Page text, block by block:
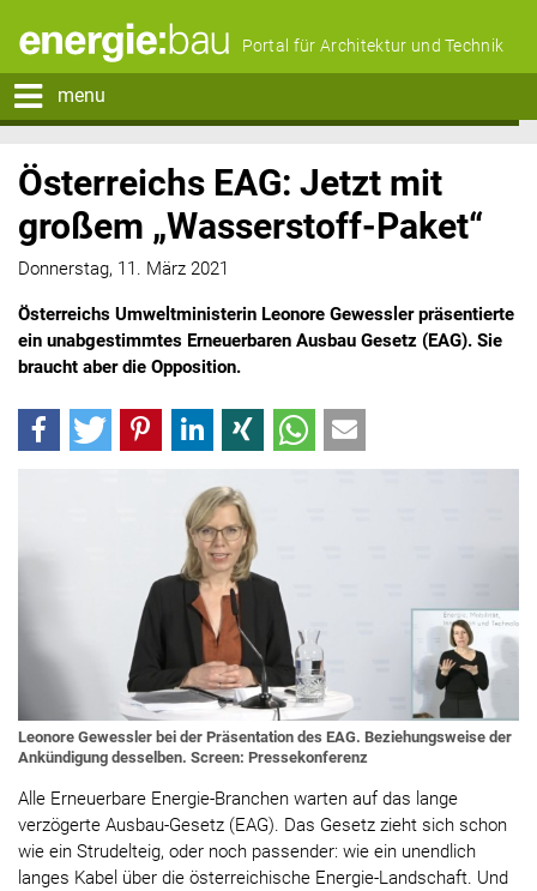
Portal für Architektur und Technik
menu
Österreichs EAG: Jetzt mit
großem „Wasserstoff-Paket“
Donnerstag, 11. März 2021
Österreichs Umweltministerin Leonore Gewessler präsentierte
ein unabgestimmtes Erneuerbaren Ausbau Gesetz (EAG). Sie
braucht aber die Opposition.
Leonore Gewessler bei der Präsentation des EAG. Beziehungsweise der
Ankündigung desselben. Screen: Pressekonferenz
Alle Erneuerbare Energie-Branchen warten auf das lange
verzögerte Ausbau-Gesetz (EAG). Das Gesetz zieht sich schon
wie ein Strudelteig, oder noch passender: wie ein unendlich
langes Kabel über die österreichische Energie-Landschaft. Und